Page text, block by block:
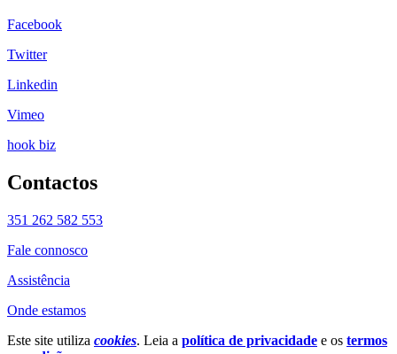
Facebook
Twitter
Linkedin
Vimeo
hook biz
Contactos
351 262 582 553
Fale connosco
Assistência
Onde estamos
Este site utiliza cookies. Leia a política de privacidade e os termos